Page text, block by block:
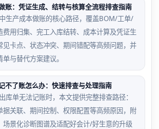
账：凭证生成、结转与核算全流程排查指南
生产成本做账的核心路径，覆盖BOM/工单/
费用归集、完工入库结转、成本计算及凭证生
见卡点、状态冲突、期间错配等高频问题，并
与替代方案建议。
不了账怎么办：快速排查与处理指南
库单无法记账时，本文提供完整排查路径：
据关联、期间控制、权限配置等高频原因，附
场景化诊断图谱及适配好会计/好生意的升级